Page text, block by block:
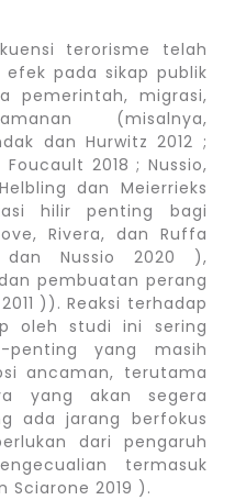
terorisme telah
pada sikap publik
pemerintah, migrasi,
(misalnya,
dan Hurwitz 2012 ;
2018 ; Nussio,
dan Meierrieks
hilir penting bagi
Rivera, dan Ruffa
dan Nussio 2020 ),
pembuatan perang
)). Reaksi terhadap
oleh studi ini sering
penting yang masih
ancaman, terutama
yang akan segera
ada jarang berfokus
dari pengaruh
termasuk
Sciarone 2019 ).